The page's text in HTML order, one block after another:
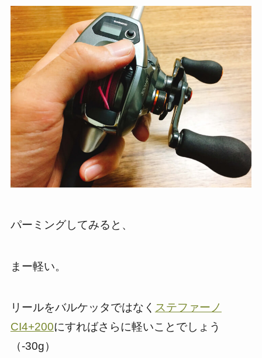
パーミングしてみると、
まー軽い。
リールをバルケッタではなく ステファーノ
CI4+200にすればさらに軽いことでしょう
（-30g）